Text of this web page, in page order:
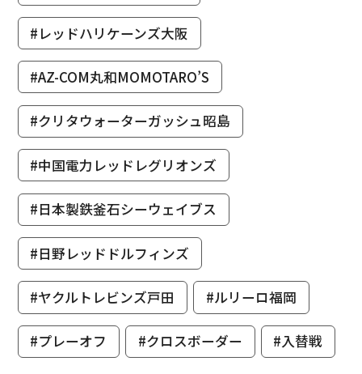
#レッドハリケーンズ大阪
#AZ-COM丸和MOMOTARO’S
#クリタウォーターガッシュ昭島
#中国電力レッドレグリオンズ
#日本製鉄釜石シーウェイブス
#日野レッドドルフィンズ
#ヤクルトレビンズ戸田 #ルリーロ福岡
#プレーオフ #クロスボーダー #入替戦